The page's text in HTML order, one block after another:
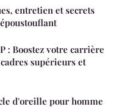
entretien et secrets
: Boostez votre carrière
supérieurs et
d'oreille pour homme